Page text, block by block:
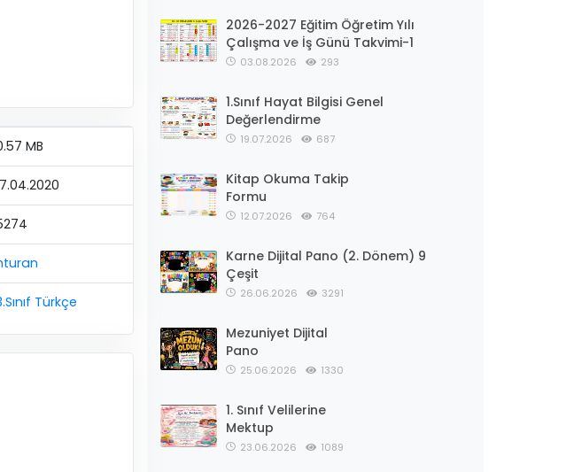
MB
Türkçe
2026-2027 Eğitim Öğretim Yılı
Çalışma ve İş Günü Takvimi-1
03.08.2026 293
1.Sınıf Hayat Bilgisi Genel
Değerlendirme
19.07.2026 687
Kitap Okuma Takip
Formu
12.07.2026 764
Karne Dijital Pano (2. Dönem) 9
Çeşit
26.06.2026 3291
Mezuniyet Dijital
Pano
25.06.2026 1330
1. Sınıf Velilerine
Mektup
23.06.2026 1089